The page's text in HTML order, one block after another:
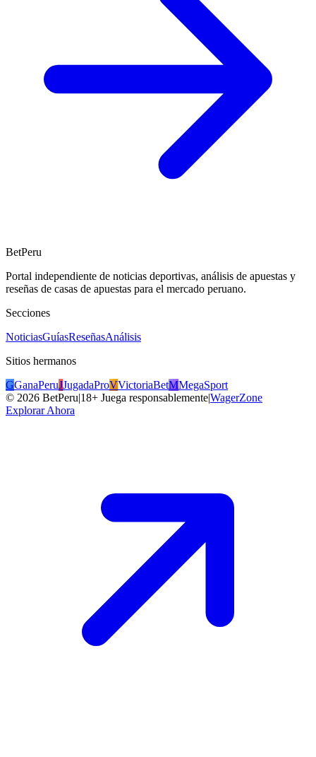
BetPeru
Portal independiente de noticias deportivas, análisis de apuestas y
reseñas de casas de apuestas para el mercado peruano.
Secciones
NoticiasGuíasReseñasAnálisis
Sitios hermanos
GGanaPeruJJugadaProVVictoriaBetMMegaSport
© 2026 BetPeru|18+ Juega responsablemente|WagerZone
Explorar Ahora